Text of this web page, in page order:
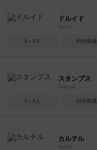
ドルイド
Druids
3～5人 45分前後
スタンプス
Stamps
3～5人 45分前後
カルテル
Kartel